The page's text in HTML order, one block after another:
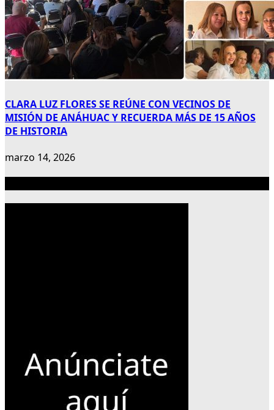
CLARA LUZ FLORES SE REÚNE CON VECINOS DE
MISIÓN DE ANÁHUAC Y RECUERDA MÁS DE 15 AÑOS
DE HISTORIA
marzo 14, 2026